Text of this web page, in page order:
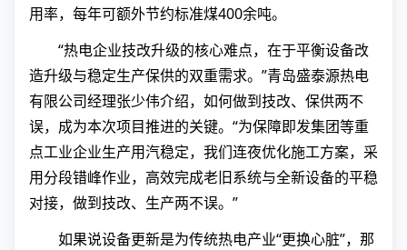
用率，每年可额外节约标准煤400余吨。
“热电企业技改升级的核心难点，在于平衡设备改
造升级与稳定生产保供的双重需求。”青岛盛泰源热电
有限公司经理张少伟介绍，如何做到技改、保供两不
误，成为本次项目推进的关键。“为保障即发集团等重
点工业企业生产用汽稳定，我们连夜优化施工方案，采
用分段错峰作业，高效完成老旧系统与全新设备的平稳
对接，做到技改、生产两不误。”
如果说设备更新是为传统热电产业“更换心脏”，那